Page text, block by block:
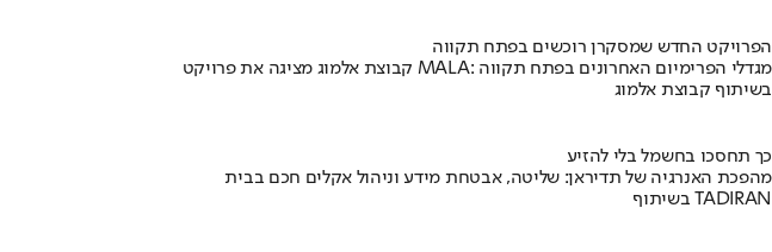
הפרויקט החדש שמסקרן רוכשים בפתח תקווה
קבוצת אלמוג מציגה את פרויקט MALA: מגדלי הפרימיום האחרונים בפתח תקווה
בשיתוף קבוצת אלמוג
כך תחסכו בחשמל בלי להזיע
מהפכת האנרגיה של תדיראן: שליטה, אבטחת מידע וניהול אקלים חכם בבית
בשיתוף TADIRAN